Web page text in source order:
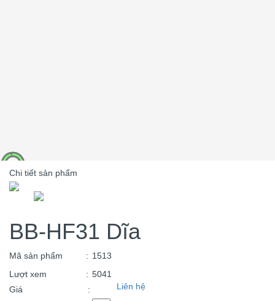
Chi tiết sản phẩm
BB-HF31 Dĩa
Mã sản phẩm : 1513
Lượt xem
: 5041
Giá
: Liên hệ